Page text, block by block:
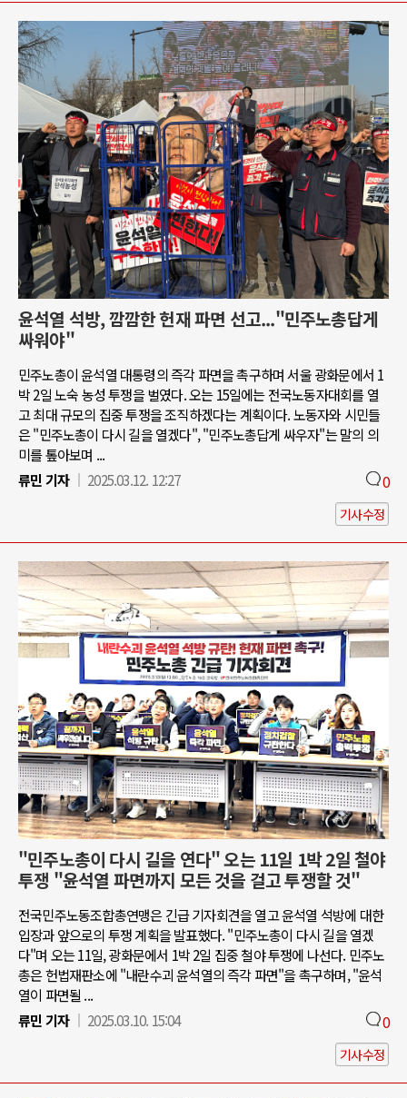
윤석열 석방, 깜깜한 헌재 파면 선고..."민주노총답게
싸워야"
민주노총이 윤석열 대통령의 즉각 파면을 촉구하며 서울 광화문에서 1
박 2일 노숙 농성 투쟁을 벌였다. 오는 15일에는 전국노동자대회를 열
고 최대 규모의 집중 투쟁을 조직하겠다는 계획이다. 노동자와 시민들
은 "민주노총이 다시 길을 열겠다", "민주노총답게 싸우자"는 말의 의
미를 톺아보며 ...
류민 기자
2025.03.12. 12:27 0
기사수정
"민주노총이 다시 길을 연다" 오는 11일 1박 2일 철야
투쟁 "윤석열 파면까지 모든 것을 걸고 투쟁할 것"
전국민주노동조합총연맹은 긴급 기자회견을 열고 윤석열 석방에 대한
입장과 앞으로의 투쟁 계획을 발표했다. "민주노총이 다시 길을 열겠
다"며 오는 11일, 광화문에서 1박 2일 집중 철야 투쟁에 나선다. 민주노
총은 헌법재판소에 "내란수괴 윤석열의 즉각 파면"을 촉구하며, "윤석
열이 파면될 ...
류민 기자
2025.03.10. 15:04 0
기사수정